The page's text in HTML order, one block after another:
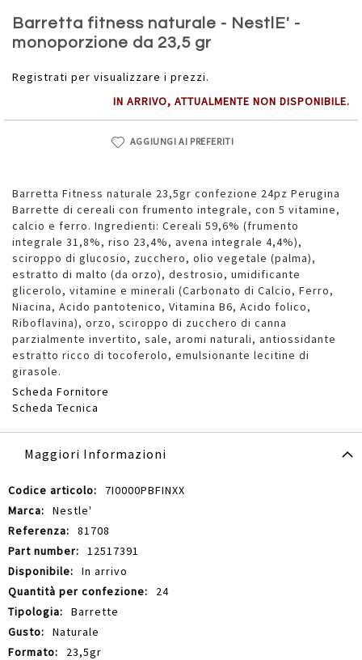
Barretta fitness naturale - NestlE' -
monoporzione da 23,5 gr
Registrati per visualizzare i prezzi.
IN ARRIVO, ATTUALMENTE NON DISPONIBILE.
AGGIUNGI AI PREFERITI
Barretta Fitness naturale 23,5gr confezione 24pz Perugina
Barrette di cereali con frumento integrale, con 5 vitamine,
calcio e ferro. Ingredienti: Cereali 59,6% (frumento
integrale 31,8%, riso 23,4%, avena integrale 4,4%),
sciroppo di glucosio, zucchero, olio vegetale (palma),
estratto di malto (da orzo), destrosio, umidificante
glicerolo, vitamine e minerali (Carbonato di Calcio, Ferro,
Niacina, Acido pantotenico, Vitamina B6, Acido folico,
Riboflavina), orzo, sciroppo di zucchero di canna
parzialmente invertito, sale, aromi naturali, antiossidante
estratto ricco di tocoferolo, emulsionante lecitine di
girasole.
Scheda Fornitore
Scheda Tecnica
all'inizio
della
galleria
immagini
Maggiori Informazioni
Maggiori
Informazioni
7I0000PBFINXX
Nestle'
81708
12517391
In arrivo
24
Barrette
Naturale
23,5gr